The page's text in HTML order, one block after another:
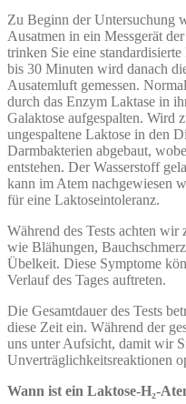
Zu Beginn der Untersuchung
Ausatmen in ein Messgerät
trinken Sie eine
bis 30 Minuten wird danach
Ausatemluft gemessen.
durch das Enzym Laktase in
Galaktose aufgespalten. Wird
ungespaltene Laktose in den
Darmbakterien abgebaut,
entstehen. Der Wasserstoff
kann im Atem nachgewiesen
für eine Laktoseintoleranz.
Während des Tests achten
wie Blähungen,
Übelkeit. Diese Symptome
Verlauf des Tages auftreten.
Die Gesamtdauer des Tests
diese Zeit ein. Während der
uns unter Aufsicht, damit wir
Unverträglichkeitsreaktionen
Wann ist ein Laktose-H₂-